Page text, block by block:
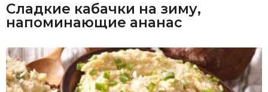
Сладкие кабачки на зиму,
напоминающие ананас